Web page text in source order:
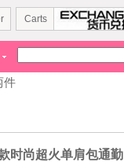
Carts
件
时尚超火单肩包通勤